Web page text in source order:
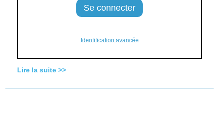
Identification avancée
Lire la suite >>